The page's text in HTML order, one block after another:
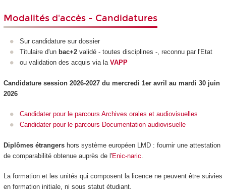
Modalités d'accès - Candidatures
Sur candidature sur dossier
Titulaire d'un bac+2 validé - toutes disciplines -, reconnu par l'Etat
ou validation des acquis via la VAPP
Candidature session 2026-2027 du mercredi 1er avril au mardi 30 juin
2026
Candidater pour le parcours Archives orales et audiovisuelles
Candidater pour le parcours Documentation audiovisuelle
Diplômes étrangershors système européen LMD: fournir une attestation
de comparabilité obtenue auprès de l'Enic-naric
La formation et les unités qui composent la licence ne peuvent être suivies
en formation initiale, ni sous statut étudiant.